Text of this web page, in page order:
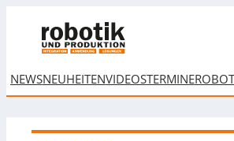
NEWSNEUHEITENVIDEOSTERMINE